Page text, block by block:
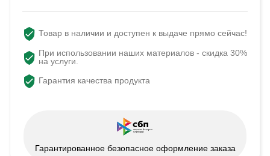
Товар в наличии и доступен к выдаче прямо сейчас!
При использовании наших материалов - скидка 30%
на услуги.
Гарантия качества продукта
Гарантированное безопасное оформление заказа